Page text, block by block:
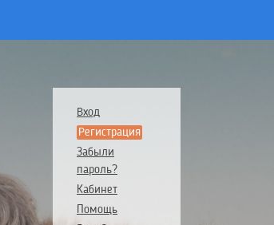
Вход
Регистрация
Забыли
пароль?
Кабинет
Помощь